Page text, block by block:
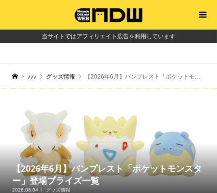
当サイトではアフィリエイト広告を利用しています
♪♪♪ グッズ情報 【2026年6月】バンプレスト「ポケットモンスター」登場プライズ一覧
【2026年6月】バンプレスト「ポケットモンスタ
ー」登場プライズ一覧
2026.06.04 グッズ情報